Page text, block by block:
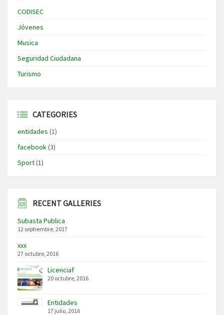
CODISEC
Jóvenes
Musica
Seguridad Ciudadana
Turismo
CATEGORIES
entidades (1)
facebook(3)
Sport(1)
RECENT GALLERIES
Subasta Publica
12 septiembre, 2017
xxx
27 octubre, 2016
Licenciaf
20 octubre, 2016
Entidades
17 julio, 2016